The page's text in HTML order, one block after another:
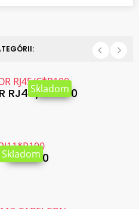
RJ45/C*P100
Skladom
Skladom